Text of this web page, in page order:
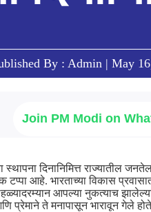
By : Admin | May
Join PM Modi on
दिनानिमित्त राज्यातील
टप्पा आहे. भारताच्या विकास
आपल्या नुकत्याच
प्रेमाने ते मनापासून भारावून गेले